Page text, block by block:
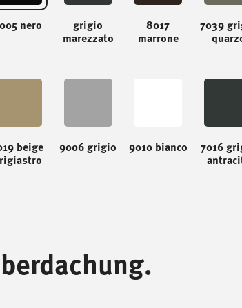
nero
grigio
marezzato
8017
marrone
7039
beige
9006 grigio 9010 bianco
7016